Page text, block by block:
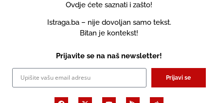
Ovdje ćete saznati i zašto!
Istraga.ba – nije dovoljan samo tekst.
Bitan je kontekst!
Prijavite se na naš newsletter!
Prijavi se